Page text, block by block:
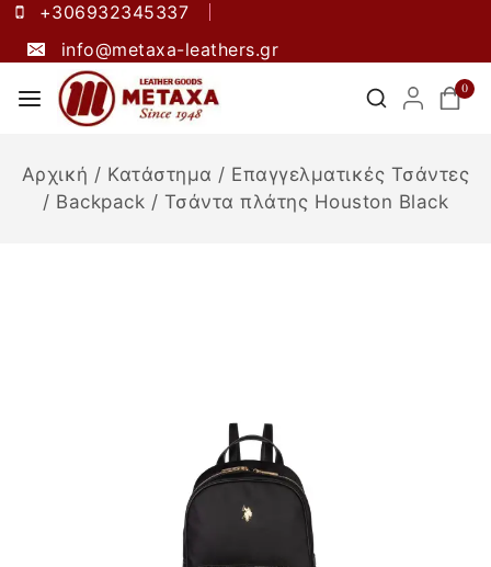
+306932345337
info@metaxa-leathers.gr
0
Αρχική / Κατάστημα / Επαγγελματικές Τσάντες
/ Backpack / Τσάντα πλάτης Houston Black